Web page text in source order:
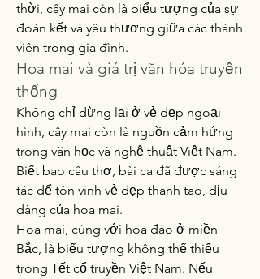
thời, cây mai còn là biểu tượng của sự
đoàn kết và yêu thương giữa các thành
viên trong gia đình.
Hoa mai và giá trị văn hóa truyền
thống
Không chỉ dừng lại ở vẻ đẹp ngoại
hình, cây mai còn là nguồn cảm hứng
trong văn học và nghệ thuật Việt Nam.
Biết bao câu thơ, bài ca đã được sáng
tác để tôn vinh vẻ đẹp thanh tao, dịu
dàng của hoa mai.
Hoa mai, cùng với hoa đào ở miền
Bắc, là biểu tượng không thể thiếu
trong Tết cổ truyền Việt Nam. Nếu